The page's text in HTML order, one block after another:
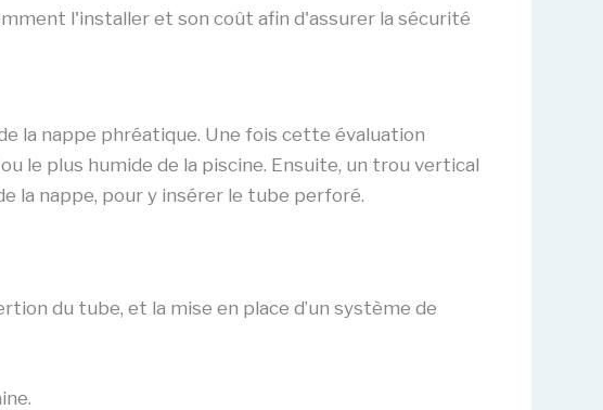
la nappe phréatique. Une fois cette évaluation
le plus humide de la piscine. Ensuite, un trou vertical
la nappe, pour y insérer le tube perforé.
du tube, et la mise en place d’un système de